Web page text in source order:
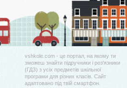
vshkole.com - це портал, на якому ти
зможеш знайти підручники і роз'язники
(ГДЗ) з усіх предметів шкільної
програми для різних класів. Сайт
адаптовано під твій смартфон.